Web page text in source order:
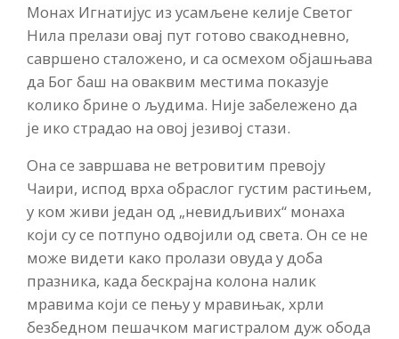
Монах Игнатијус из усамљене келије Светог
Нила прелази овај пут готово свакодневно,
савршено сталожено, и са осмехом објашњава
да Бог баш на оваквим местима показује
колико брине о људима. Није забележено да
је ико страдао на овој језивој стази.
Она се завршава не ветровитим превоју
Чаири, испод врха обраслог густим растињем,
у ком живи један од „невидљивих“ монаха
који су се потпуно одвојили од света. Он се не
може видети како пролази овуда у доба
празника, када бескрајна колона налик
мравима који се пењу у мравињак, хрли
безбедном пешачком магистралом дуж обода